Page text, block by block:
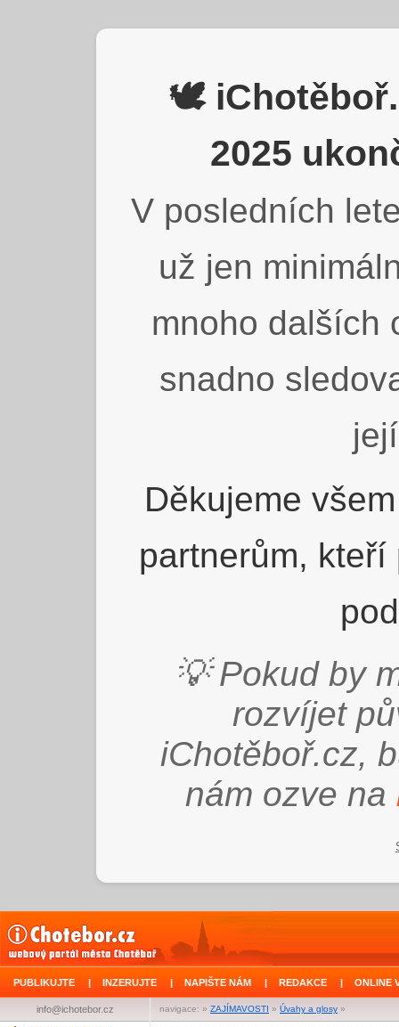
🕊️
2025
V posledních
už jen
mnoho dalších
snadno
Děkujeme
partnerům,
💡 Pokud by
rozvíjet
iChotěboř.cz,
nám ozve na
PUBLIKUJTE | INZERUJTE | NAPIŠTE NÁM | REDAKCE | ONLINE
navigace: » ZAJÍMAVOSTI » Úvahy a glosy »
info@ichotebor.cz